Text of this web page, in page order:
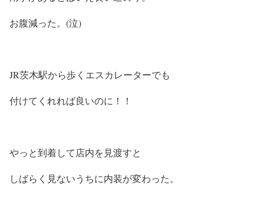
お腹減った。(泣)
JR茨木駅から歩くエスカレーターでも
付けてくれれば良いのに！！
やっと到着して店内を見渡すと
しばらく見ないうちに内装が変わった。